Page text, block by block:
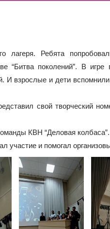
КЛАСС
лагеря. Ребята
“Битва поколений”. В игре
И взрослые и дети
свой творческий
КВН “Деловая колбаса”.
участие и помогал